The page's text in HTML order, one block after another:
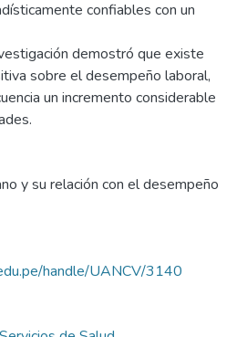
confiables con un
demostró que existe
sobre el desempeño laboral,
un incremento considerable
y su relación con el desempeño
handle/UANCV/3140